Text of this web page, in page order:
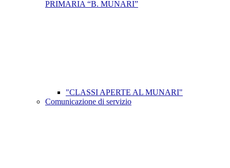
PRIMARIA “B. MUNARI”
"CLASSI APERTE AL MUNARI"
Comunicazione di servizio